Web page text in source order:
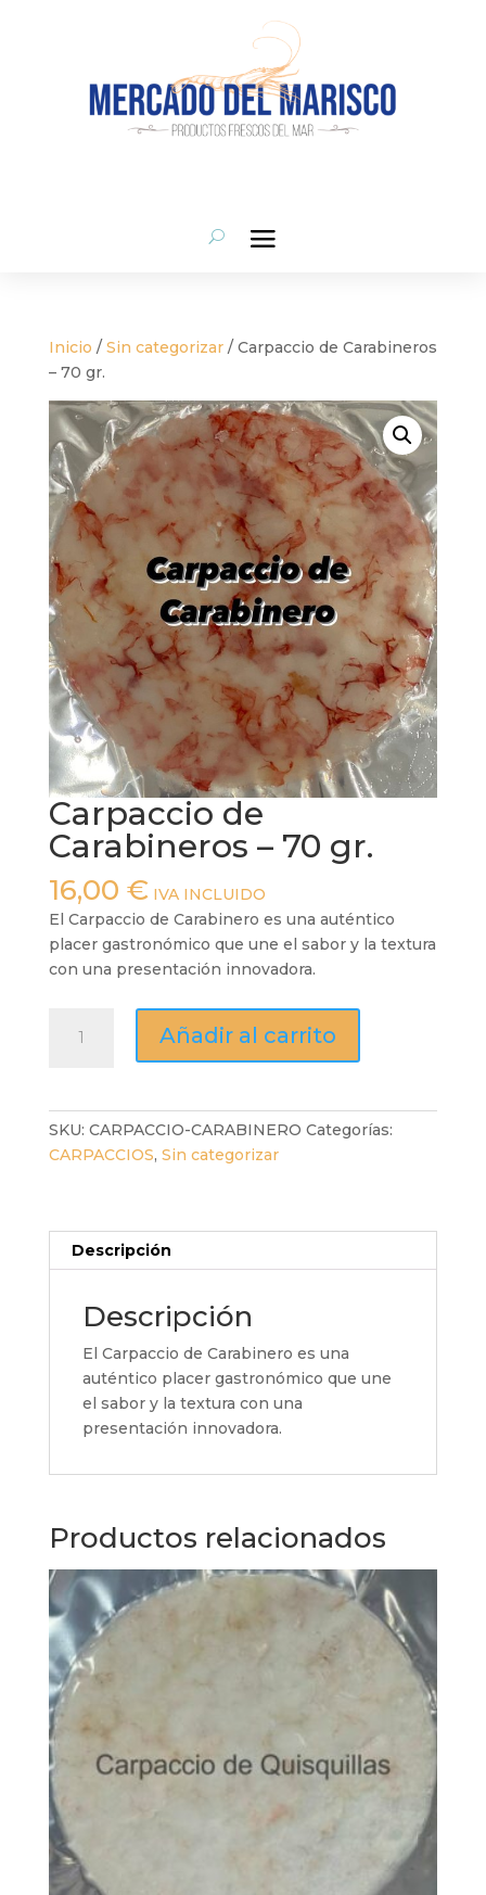
Inicio / Sin categorizar/ Carpaccio de Carabineros
– 70 gr.
Carpaccio de
Carabineros – 70 gr.
16,00 € IVA INCLUIDO
El Carpaccio de Carabinero es una auténtico
placer gastronómico que une el sabor y la textura
con una presentación innovadora.
Carabineros
Añadir al carrito
SKU: CARPACCIO-CARABINERO Categorías:
CARPACCIOS, Sin categorizar
Descripción
Descripción
El Carpaccio de Carabinero es una
auténtico placer gastronómico que une
el sabor y la textura con una
presentación innovadora.
Productos relacionados